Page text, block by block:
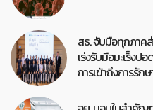
สธ. จับมือทุกภาค
เร่งรับมือมะเร็งป
การเข้าถึงการรักษ